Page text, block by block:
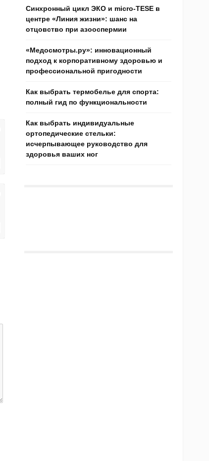
Синхронный цикл ЭКО и micro-TESE в
центре «Линия жизни»: шанс на
отцовство при азооспермии
«Медосмотры.ру»: инновационный
подход к корпоративному здоровью и
профессиональной пригодности
Как выбрать термобелье для спорта:
полный гид по функциональности
Как выбрать индивидуальные
ортопедические стельки:
исчерпывающее руководство для
здоровья ваших ног